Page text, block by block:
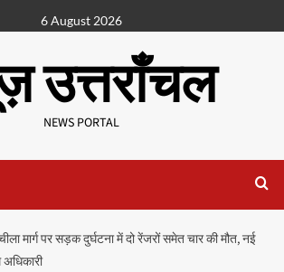
6 August 2026
उत्तराँचल
NEWS PORTAL
मार्ग पर सड़क दुर्घटना में दो रेंजरों समेत चार की मौत, नई